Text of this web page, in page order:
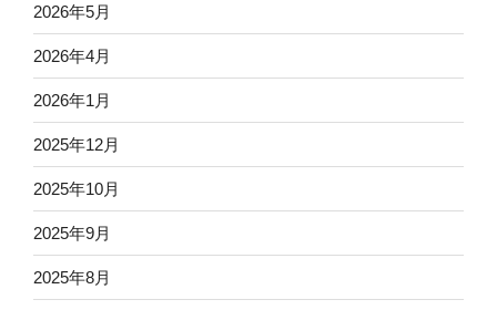
2026年5月
2026年4月
2026年1月
2025年12月
2025年10月
2025年9月
2025年8月